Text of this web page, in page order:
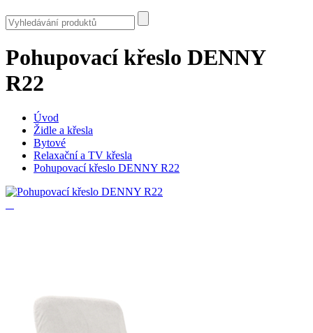
Pohupovací křeslo DENNY
R22
Úvod
Židle a křesla
Bytové
Relaxační a TV křesla
Pohupovací křeslo DENNY R22